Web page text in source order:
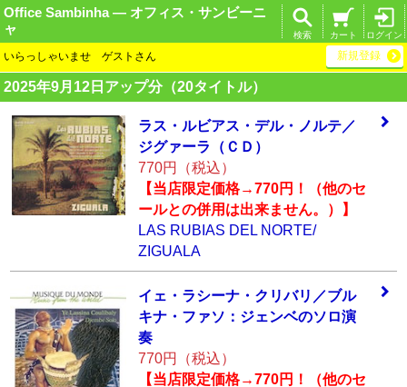
Office Sambinha ― オフィス・サンビーニ
ャ
ログイン
カート
検索
いらっしゃいませ ゲストさん 新規登録
2025年9月12日アップ分（20タイトル）
ラス・ルビアス・ デル・ノルテ／
ジグァーラ（ＣＤ）
770円（税込）
【当店限定価格→770円！（他のセ
ールとの併用は出来ません。）】
LAS RUBIAS DEL NORTE/
ZIGUALA
イェ・ラシーナ・ クリバリ／ブル
キナ・ファソ：ジェンベのソロ演
奏
770円（税込）
【当店限定価格→770円！（他のセ